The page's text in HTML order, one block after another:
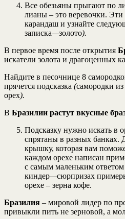
Все обезьяны прыгают по
лианы – это веревочки. Эти
карандаш и узнайте
записка—золото).
В первое время после открытия
искатели золота и драгоценных
Найдите в песочнице 8
прячется подсказка (самородки из
орех).
В Бразилии растут вкусные
Подсказку нужно искать в
спрятаны в разных банках.
крышку, которая вам
каждом орехе написан
с самым маленьким ответом
киндер—сюрпризах
орехе – зерна кофе.
Бразилия – мировой лидер по
привыкли пить не зерновой, а